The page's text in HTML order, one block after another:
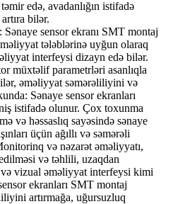
edə, avadanlığın istifadə
bilər.
sensor ekranı SMT montaj
tələblərinə uyğun olaraq
interfeysi dizayn edə bilər.
müxtəlif parametrləri asanlıqla
əməliyyat səmərəliliyini və
Sənaye sensor ekranları
istifadə olunur. Çox toxunma
və həssaslıq sayəsində sənaye
üçün ağıllı və səmərəli
və nəzarət əməliyyatı,
və təhlili, uzaqdan
vizual əməliyyat interfeysi kimi
ekranları SMT montaj
artırmağa, uğursuzluq